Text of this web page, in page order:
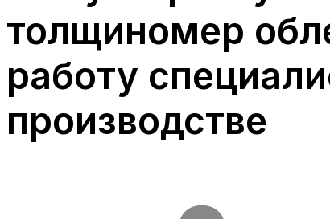
толщиномер
работу
производстве